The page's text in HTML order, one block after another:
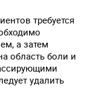
требуется
а затем
область боли и
удалить